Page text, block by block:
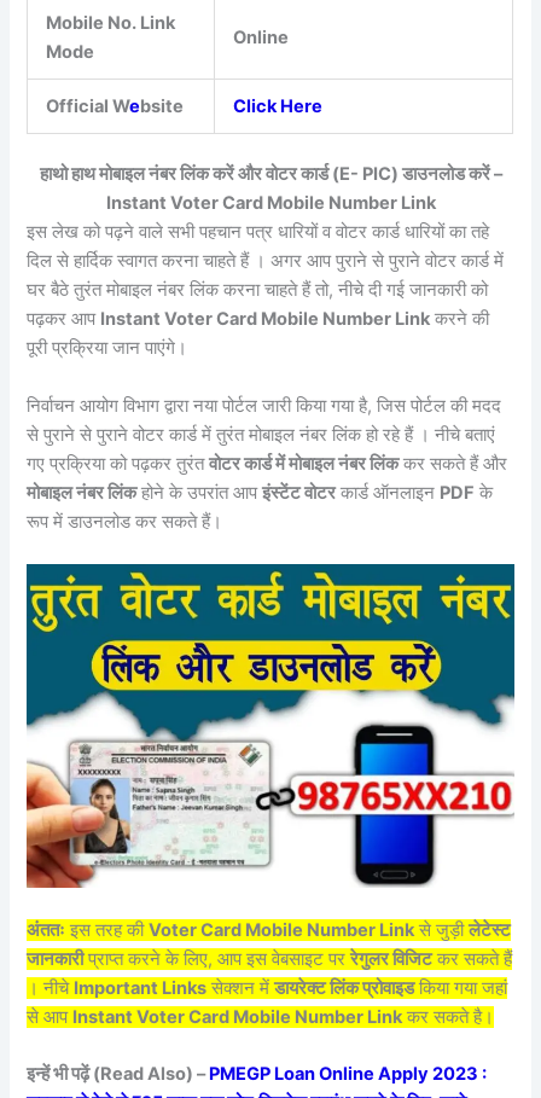
Mobile No. Link
Mode
Online
Official Website Click Here
हाथो हाथ मोबाइल नंबर लिंक करें और वोटर कार्ड (E- PIC) डाउनलोड करें –
Instant Voter Card Mobile Number Link
इस लेख को पढ़ने वाले सभी पहचान पत्र धारियों व वोटर कार्ड धारियों का तहे
दिल से हार्दिक स्वागत करना चाहते हैं । अगर आप पुराने से पुराने वोटर कार्ड में
घर बैठे तुरंत मोबाइल नंबर लिंक करना चाहते हैं तो, नीचे दी गई जानकारी को
पढ़कर आप Instant Voter Card Mobile Number Link करने की
पूरी प्रक्रिया जान पाएंगे।
निर्वाचन आयोग विभाग द्वारा नया पोर्टल जारी किया गया है, जिस पोर्टल की मदद
से पुराने से पुराने वोटर कार्ड में तुरंत मोबाइल नंबर लिंक हो रहे हैं । नीचे बताएं
गए प्रक्रिया को पढ़कर तुरंतवोटर कार्ड में मोबाइल नंबर लिंककर सकते हैं और
मोबाइल नंबर लिंकहोने के उपरांत आपइंस्टेंट वोटरकार्ड ऑनलाइन PDF के
रूप में डाउनलोड कर सकते हैं।
अंततः इस तरह कीVoter Card Mobile Number Link से जुड़ीलेटेस्ट
जानकारीप्राप्त करने के लिए, आप इस वेबसाइट पररेगुलर विजिटकर सकते हैं
। नीचे Important Links सेक्शन मेंडायरेक्ट लिंक प्रोवाइडकिया गया जहां
से आप Instant Voter Card Mobile Number Link कर सकते है।
इन्हें भी पढ़ें (Read Also) –PMEGP Loan Online Apply 2023 :